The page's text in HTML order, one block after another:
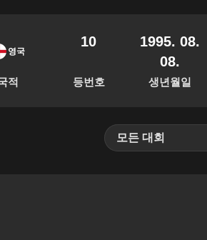
영국
적
10
등번호
1995. 08.
08.
생년월일
모든 대회